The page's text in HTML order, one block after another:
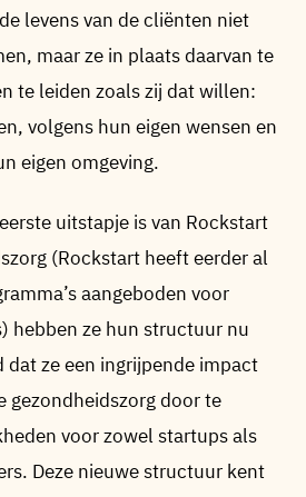
levens van de cliënten niet
maar ze in plaats daarvan te
te leiden zoals zij dat willen:
volgens hun eigen wensen en
eigen omgeving.
uitstapje is van Rockstart
(Rockstart heeft eerder al
aangeboden voor
hebben ze hun structuur nu
dat ze een ingrijpende impact
gezondheidszorg door te
voor zowel startups als
Deze nieuwe structuur kent